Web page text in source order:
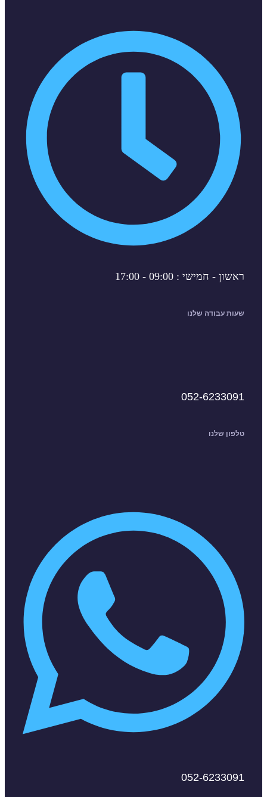
- חמישי : 09:00 - 17:00
עבודה שלנו
052-
052-